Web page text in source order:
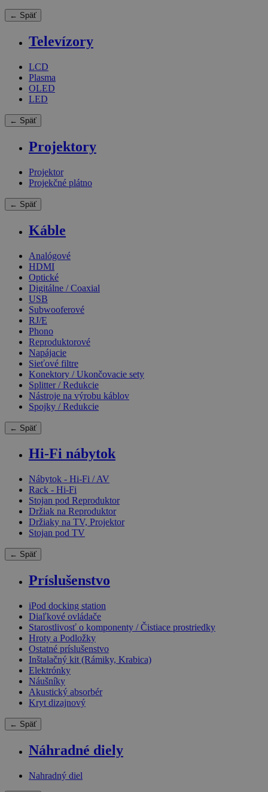
← Späť
Televízory
LCD
Plasma
OLED
LED
← Späť
Projektory
Projektor
Projekčné plátno
← Späť
Káble
Analógové
HDMI
Optické
Digitálne / Coaxial
USB
Subwooferové
RJ/E
Phono
Reproduktorové
Napájacie
Sieťové filtre
Konektory / Ukončovacie sety
Splitter / Redukcie
Nástroje na výrobu káblov
Spojky / Redukcie
← Späť
Hi-Fi nábytok
Nábytok - Hi-Fi / AV
Rack - Hi-Fi
Stojan pod Reproduktor
Držiak na Reproduktor
Držiaky na TV, Projektor
Stojan pod TV
← Späť
Príslušenstvo
iPod docking station
Diaľkové ovládače
Starostlivosť o komponenty / Čistiace prostriedky
Hroty a Podložky
Ostatné príslušenstvo
Inštalačný kit (Rámiky, Krabica)
Elektrónky
Náušníky
Akustický absorbér
Kryt dizajnový
← Späť
Náhradné diely
Nahradný diel